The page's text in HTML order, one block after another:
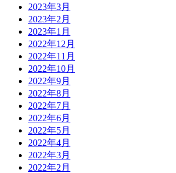
2023年3月
2023年2月
2023年1月
2022年12月
2022年11月
2022年10月
2022年9月
2022年8月
2022年7月
2022年6月
2022年5月
2022年4月
2022年3月
2022年2月